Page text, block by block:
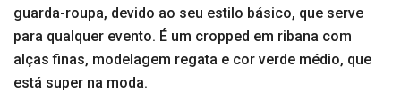
guarda-roupa, devido ao seu estilo básico, que serve
para qualquer evento. É um cropped em ribana com
alças finas, modelagem regata e cor verde médio, que
está super na moda.